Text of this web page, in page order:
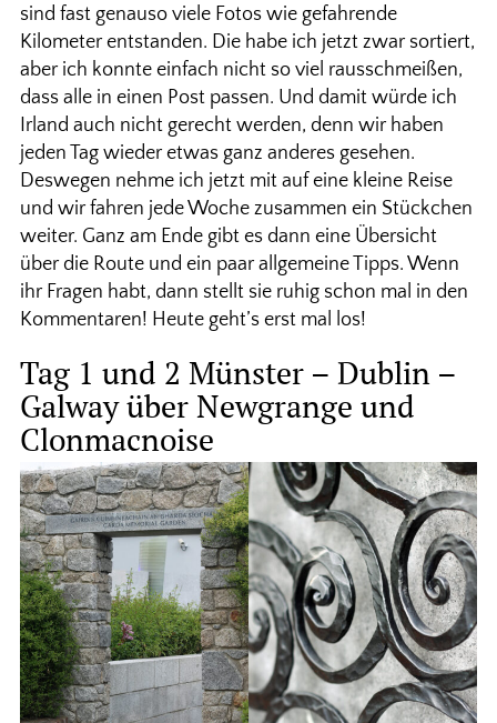
sind fast genauso viele Fotos wie gefahrende
Kilometer entstanden. Die habe ich jetzt zwar sortiert,
aber ich konnte einfach nicht so viel rausschmeißen,
dass alle in einen Post passen. Und damit würde ich
Irland auch nicht gerecht werden, denn wir haben
jeden Tag wieder etwas ganz anderes gesehen.
Deswegen nehme ich jetzt mit auf eine kleine Reise
und wir fahren jede Woche zusammen ein Stückchen
weiter. Ganz am Ende gibt es dann eine Übersicht
über die Route und ein paar allgemeine Tipps. Wenn
ihr Fragen habt, dann stellt sie ruhig schon mal in den
Kommentaren! Heute geht’s erst mal los!
Tag 1 und 2 Münster – Dublin –
Galway über Newgrange und
Clonmacnoise